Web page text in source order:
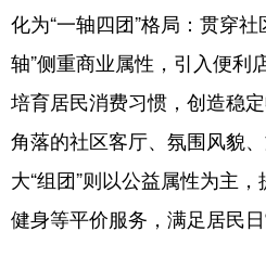
化为“一轴四团”格局：贯穿
轴”侧重商业属性，引入便利
培育居民消费习惯，创造稳
角落的社区客厅、氛围风貌
大“组团”则以公益属性为主，
健身等平价服务，满足居民日